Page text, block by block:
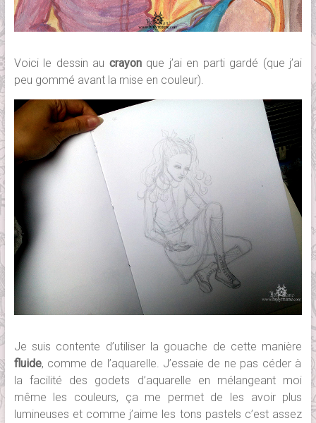
Voici le dessin au crayonque j’ai en parti gardé (que j’ai
peu gommé avant la mise en couleur).
Je suis contente d’utiliser la gouache de cette manière
fluide, comme de l’aquarelle. J’essaie de ne pas céder à
la facilité des godets d’aquarelle en mélangeant moi
même les couleurs, ça me permet de les avoir plus
lumineuses et comme j’aime les tons pastels c’est assez